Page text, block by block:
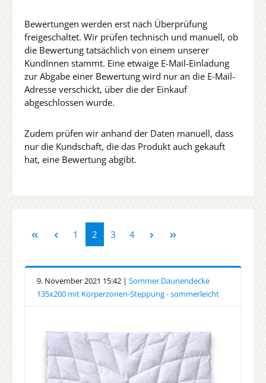
Bewertungen werden erst nach Überprüfung
freigeschaltet. Wir prüfen technisch und manuell, ob
die Bewertung tatsächlich von einem unserer
KundInnen stammt. Eine etwaige E-Mail-Einladung
zur Abgabe einer Bewertung wird nur an die E-Mail-
Adresse verschickt, über die der Einkauf
abgeschlossen wurde.
Zudem prüfen wir anhand der Daten manuell, dass
nur die Kundschaft, die das Produkt auch gekauft
hat, eine Bewertung abgibt.
Seite
1 Seite
2 Seite
3 Seite
4
9. November 2021 15:42 | Sommer Daunendecke
135x200 mit Körperzonen-Steppung - sommerleicht